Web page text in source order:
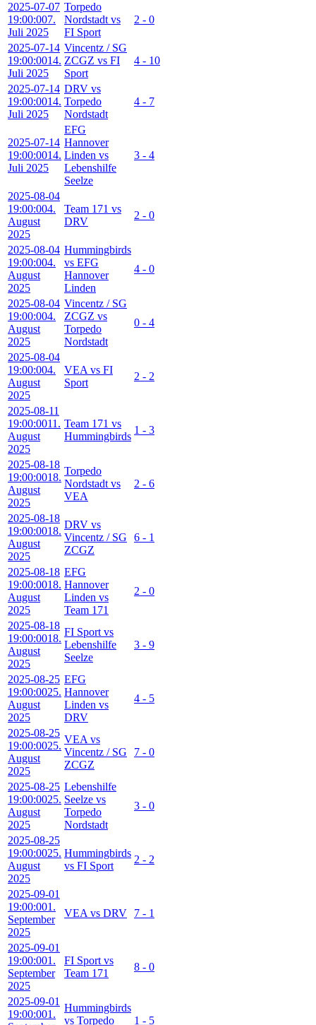
2025-07-07
19:00:007.
Juli 2025
Torpedo
Nordstadt vs
FI Sport
2 - 0
2025-07-14
19:00:0014.
Juli 2025
Vincentz / SG
ZCGZ vs FI
Sport
4 - 10
2025-07-14
19:00:0014.
Juli 2025
DRV vs
Torpedo
Nordstadt
4 - 7
2025-07-14
19:00:0014.
Juli 2025
EFG
Hannover
Linden vs
Lebenshilfe
Seelze
3 - 4
2025-08-04
19:00:004.
August
2025
Team 171 vs
DRV
2 - 0
2025-08-04
19:00:004.
August
2025
Hummingbirds
vs EFG
Hannover
Linden
4 - 0
2025-08-04
19:00:004.
August
2025
Vincentz / SG
ZCGZ vs
Torpedo
Nordstadt
0 - 4
2025-08-04
19:00:004.
August
2025
VEA vs FI
Sport
2 - 2
2025-08-11
19:00:0011.
August
2025
Team 171 vs
Hummingbirds
1 - 3
2025-08-18
19:00:0018.
August
2025
Torpedo
Nordstadt vs
VEA
2 - 6
2025-08-18
19:00:0018.
August
2025
DRV vs
Vincentz / SG
ZCGZ
6 - 1
2025-08-18
19:00:0018.
August
2025
EFG
Hannover
Linden vs
Team 171
2 - 0
2025-08-18
19:00:0018.
August
2025
FI Sport vs
Lebenshilfe
Seelze
3 - 9
2025-08-25
19:00:0025.
August
2025
EFG
Hannover
Linden vs
DRV
4 - 5
2025-08-25
19:00:0025.
August
2025
VEA vs
Vincentz / SG
ZCGZ
7 - 0
2025-08-25
19:00:0025.
August
2025
Lebenshilfe
Seelze vs
Torpedo
Nordstadt
3 - 0
2025-08-25
19:00:0025.
August
2025
Hummingbirds
vs FI Sport
2 - 2
2025-09-01
19:00:001.
September
2025
VEA vs DRV 7 - 1
2025-09-01
19:00:001.
September
2025
FI Sport vs
Team 171
8 - 0
2025-09-01
19:00:001.
Hummingbirds
vs Torpedo
1 - 5